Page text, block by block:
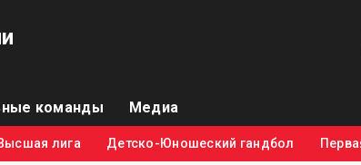
команды Медиа
лига Детско-Юношеский гандбол